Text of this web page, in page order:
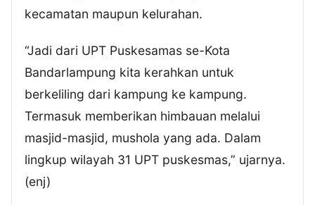
kecamatan maupun kelurahan.
“Jadi dari UPT Puskesamas se-Kota
Bandarlampung kita kerahkan untuk
berkeliling dari kampung ke kampung.
Termasuk memberikan himbauan melalui
masjid-masjid, mushola yang ada. Dalam
lingkup wilayah 31 UPT puskesmas,” ujarnya.
(enj)